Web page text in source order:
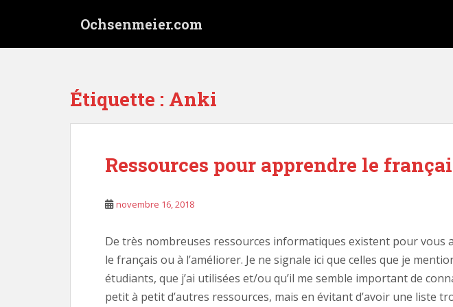
Ochsenmeier.com
Étiquette : Anki
Ressources pour apprendre le
novembre 16, 2018
De très nombreuses ressources informatiques existent pour vous
le français ou à l’améliorer. Je ne signale ici que celles que je
étudiants, que j’ai utilisées et/ou qu’il me semble important de
petit à petit d’autres ressources, mais en évitant d’avoir une liste